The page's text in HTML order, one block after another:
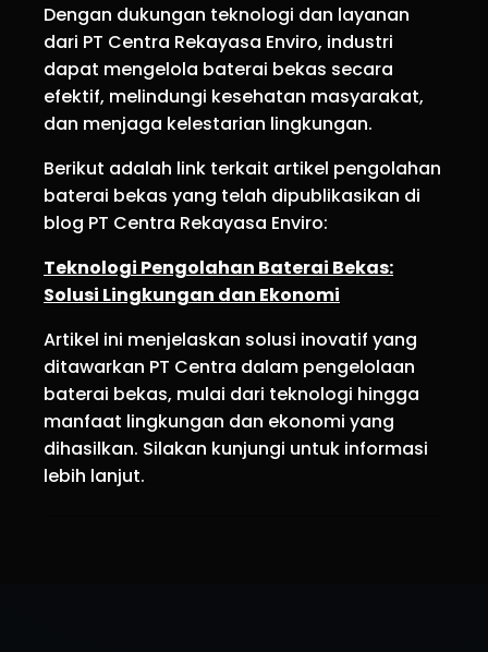
Dengan dukungan teknologi dan layanan
dari PT Centra Rekayasa Enviro, industri
dapat mengelola baterai bekas secara
efektif, melindungi kesehatan masyarakat,
dan menjaga kelestarian lingkungan.
Berikut adalah link terkait artikel pengolahan
baterai bekas yang telah dipublikasikan di
blog PT Centra Rekayasa Enviro:
Teknologi Pengolahan Baterai Bekas:
Solusi Lingkungan dan Ekonomi
Artikel ini menjelaskan solusi inovatif yang
ditawarkan PT Centra dalam pengelolaan
baterai bekas, mulai dari teknologi hingga
manfaat lingkungan dan ekonomi yang
dihasilkan. Silakan kunjungi untuk informasi
lebih lanjut.